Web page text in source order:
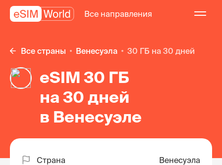
Все направления
Все страны Венесуэла 30 ГБ на 30 дней
eSIM 30 ГБ
на 30 дней
в Венесуэле
Страна Венесуэла